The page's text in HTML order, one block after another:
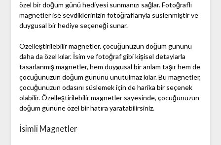
özel bir doğum günü hediyesi sunmanızı sağlar. Fotoğraflı
magnetler ise sevdiklerinizin fotoğraflarıyla süslenmiştir ve
duygusal bir hediye seçeneği sunar.
Özelleştirilebilir magnetler, çocuğunuzun doğum gününü
daha da özel kılar. İsim ve fotoğraf gibi kişisel detaylarla
tasarlanmış magnetler, hem duygusal bir anlam taşır hem de
çocuğunuzun doğum gününü unutulmaz kılar. Bu magnetler,
çocuğunuzun odasını süslemek için de harika bir seçenek
olabilir. Özelleştirilebilir magnetler sayesinde, çocuğunuzun
doğum gününe özel bir hatıra yaratabilirsiniz.
İsimli Magnetler